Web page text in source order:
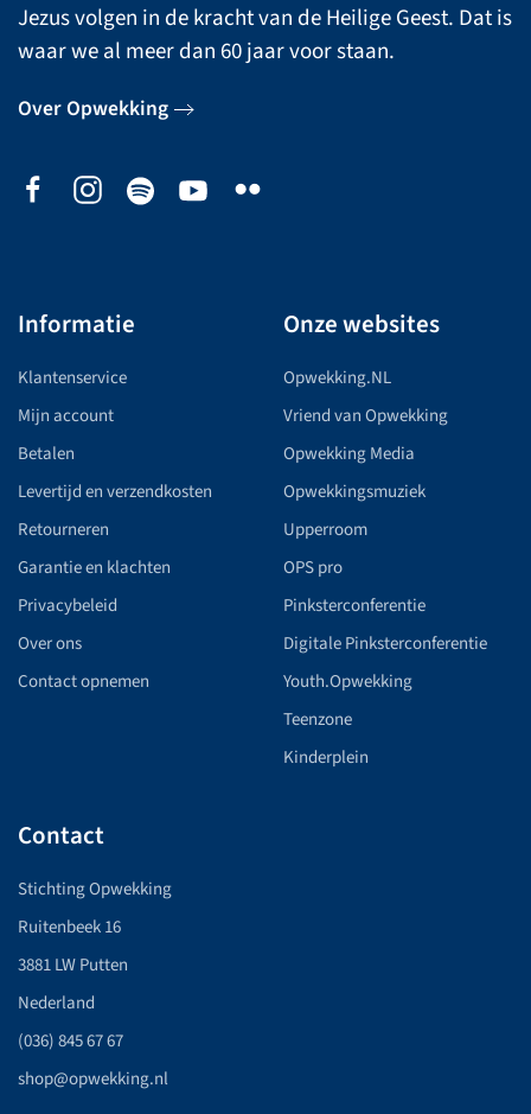
Jezus volgen in de kracht van de Heilige Geest. Dat is
waar we al meer dan 60 jaar voor staan.
Over Opwekking
Informatie
Klantenservice
Mijn account
Betalen
Levertijd en verzendkosten
Retourneren
Garantie en klachten
Privacybeleid
Over ons
Contact opnemen
Onze websites
Opwekking.NL
Vriend van Opwekking
Opwekking Media
Opwekkingsmuziek
Upperroom
OPS pro
Pinksterconferentie
Digitale Pinksterconferentie
Youth.Opwekking
Teenzone
Kinderplein
Contact
Stichting Opwekking
Ruitenbeek 16
3881 LW Putten
Nederland
(036) 845 67 67
shop@opwekking.nl